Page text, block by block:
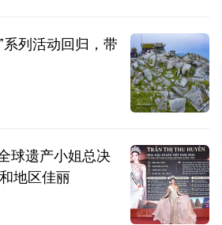
列活动回归，带
球遗产小姐总决
地区佳丽